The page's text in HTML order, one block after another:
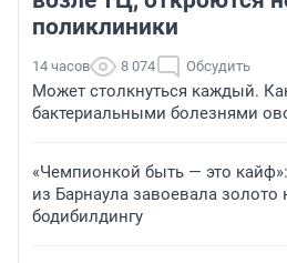
поликлиники
14 часов 8 074 Обсудить
Может столкнуться каждый.
бактериальными болезнями
«Чемпионкой быть — это
из Барнаула завоевала золото
бодибилдингу